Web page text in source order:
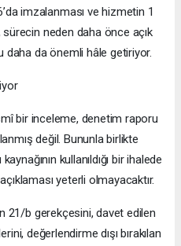
imzalanması ve hizmetin 1
neden daha önce açık
da önemli hâle getiriyor.
bir inceleme, denetim raporu
değil. Bununla birlikte
kullanıldığı bir ihalede
yeterli olmayacaktır.
21/b gerekçesini, davet edilen
değerlendirme dışı bırakılan